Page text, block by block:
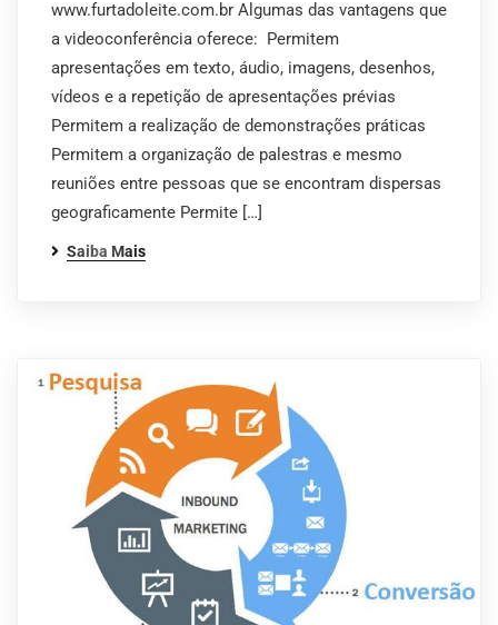
www.furtadoleite.com.br Algumas das vantagens que
a videoconferência oferece: Permitem
apresentações em texto, áudio, imagens, desenhos,
vídeos e a repetição de apresentações prévias
Permitem a realização de demonstrações práticas
Permitem a organização de palestras e mesmo
reuniões entre pessoas que se encontram dispersas
geograficamente Permite […]
Saiba Mais